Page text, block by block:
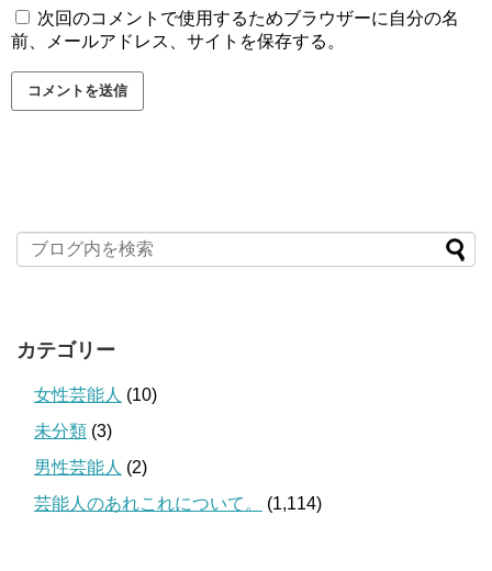
次回のコメントで使用するためブラウザーに自分の名
前、メールアドレス、サイトを保存する。
カテゴリー
女性芸能人 (10)
未分類 (3)
男性芸能人 (2)
芸能人のあれこれについて。
(1,114)